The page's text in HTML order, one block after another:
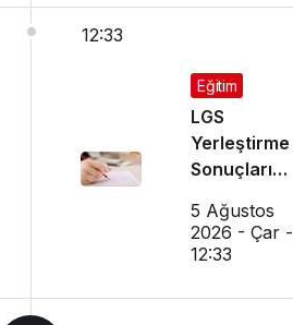
12:33
Eğitim
LGS
Yerleştirme
Sonuçları
Sonuçlar
Nereden
Nakil
5 Ağustos
2026 - Çar -
12:33